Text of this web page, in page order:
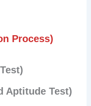
Process)
Aptitude Test)